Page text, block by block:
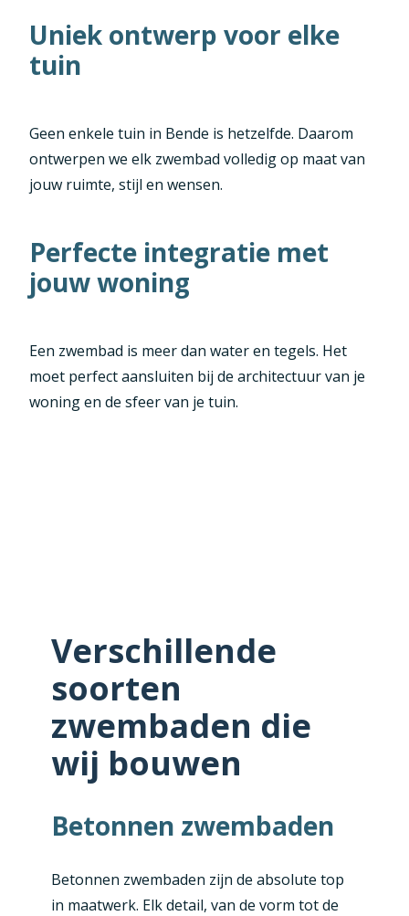
Uniek ontwerp voor elke
tuin
Geen enkele tuin in Bende is hetzelfde. Daarom
ontwerpen we elk zwembad volledig op maat van
jouw ruimte, stijl en wensen.
Perfecte integratie met
jouw woning
Een zwembad is meer dan water en tegels. Het
moet perfect aansluiten bij de architectuur van je
woning en de sfeer van je tuin.
Verschillende
soorten
zwembaden die
wij bouwen
Betonnen zwembaden
Betonnen zwembaden zijn de absolute top
in maatwerk. Elk detail, van de vorm tot de